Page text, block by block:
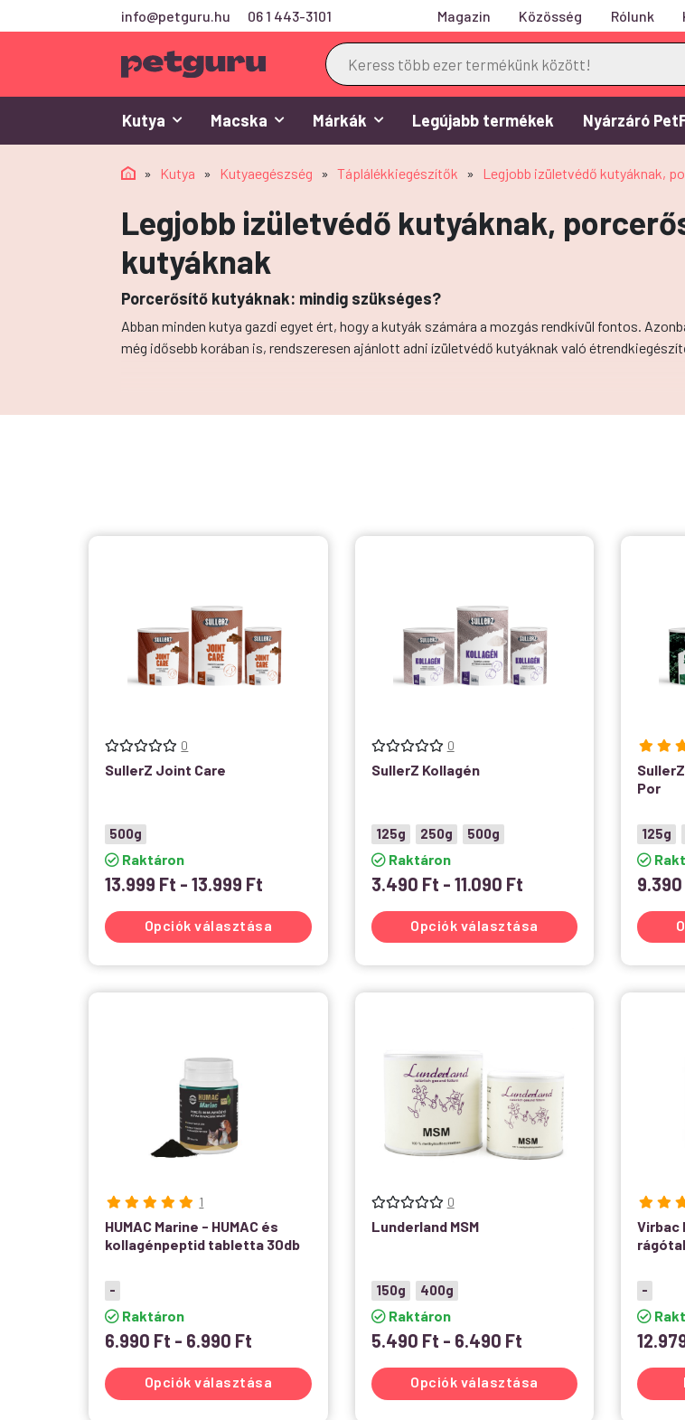
info@petguru.hu 06 1 443-3101 Magazin Közösség Rólunk
Products
search
Kutya Macska Márkák Legújabb termékek Nyárzáró
» Kutya » Kutyaegészség » Táplálékkiegészítők » Legjobb izületvédő kutyáknak,
Legjobb izületvédő kutyáknak,
kutyáknak
Porcerősítő kutyáknak: mindig szükséges?
Abban minden kutya gazdi egyet ért, hogy a kutyák számára a mozgás rendkívül fontos.
még idősebb korában is, rendszeresen ajánlott adni ízületvédő kutyáknak való
0
SullerZ Joint Care
500g
Raktáron
13.999 Ft -13.999 Ft
Opciók választása
0
SullerZ Kollagén
125g 250g 500g
Raktáron
3.490 Ft - 11.090 Ft
Opciók választása
Por
125g
9.390
1
HUMAC Marine - HUMAC és
kollagénpeptid tabletta 30db
-
Raktáron
6.990 Ft - 6.990 Ft
Opciók választása
0
Lunderland MSM
150g 400g
Raktáron
5.490 Ft - 6.490 Ft
Opciók választása
Virbac
-